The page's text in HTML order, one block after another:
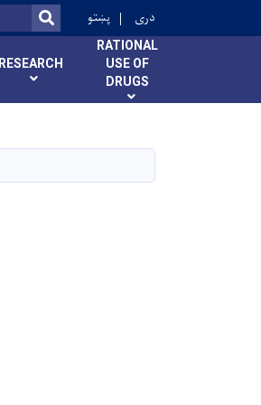
SEARCH
پښتو دری
RESEARCH
RATIONAL
USE OF
DRUGS